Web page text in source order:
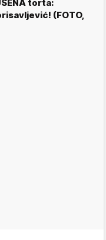
torta:
(FOTO,